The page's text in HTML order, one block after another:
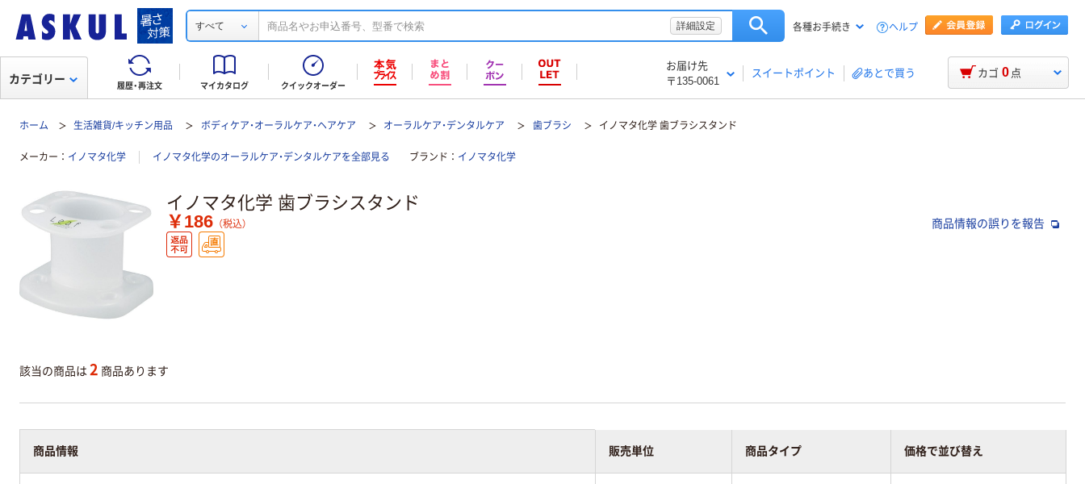
すべて 詳細設定 各種お手続き ヘルプ
履歴・再注文 マイカタログ クイックオーダー
お届け先
〒135-0061
スイートポイント あとで買う
カテゴリー カゴ 0 点
ホーム 生活雑貨/キッチン用品 ボディケア・オーラルケア・ヘアケア オーラルケア・デンタルケア 歯ブラシ イノマタ化学 歯ブラシスタンド
メーカー イノマタ化学 イノマタ化学のオーラルケア・デンタルケアを全部見る ブランド イノマタ化学
イノマタ化学 歯ブラシスタンド
￥186 （税込） 商品情報の誤りを報告
該当の商品は 2 商品あります
商品情報 販売単位 商品タイプ 価格で並び替え